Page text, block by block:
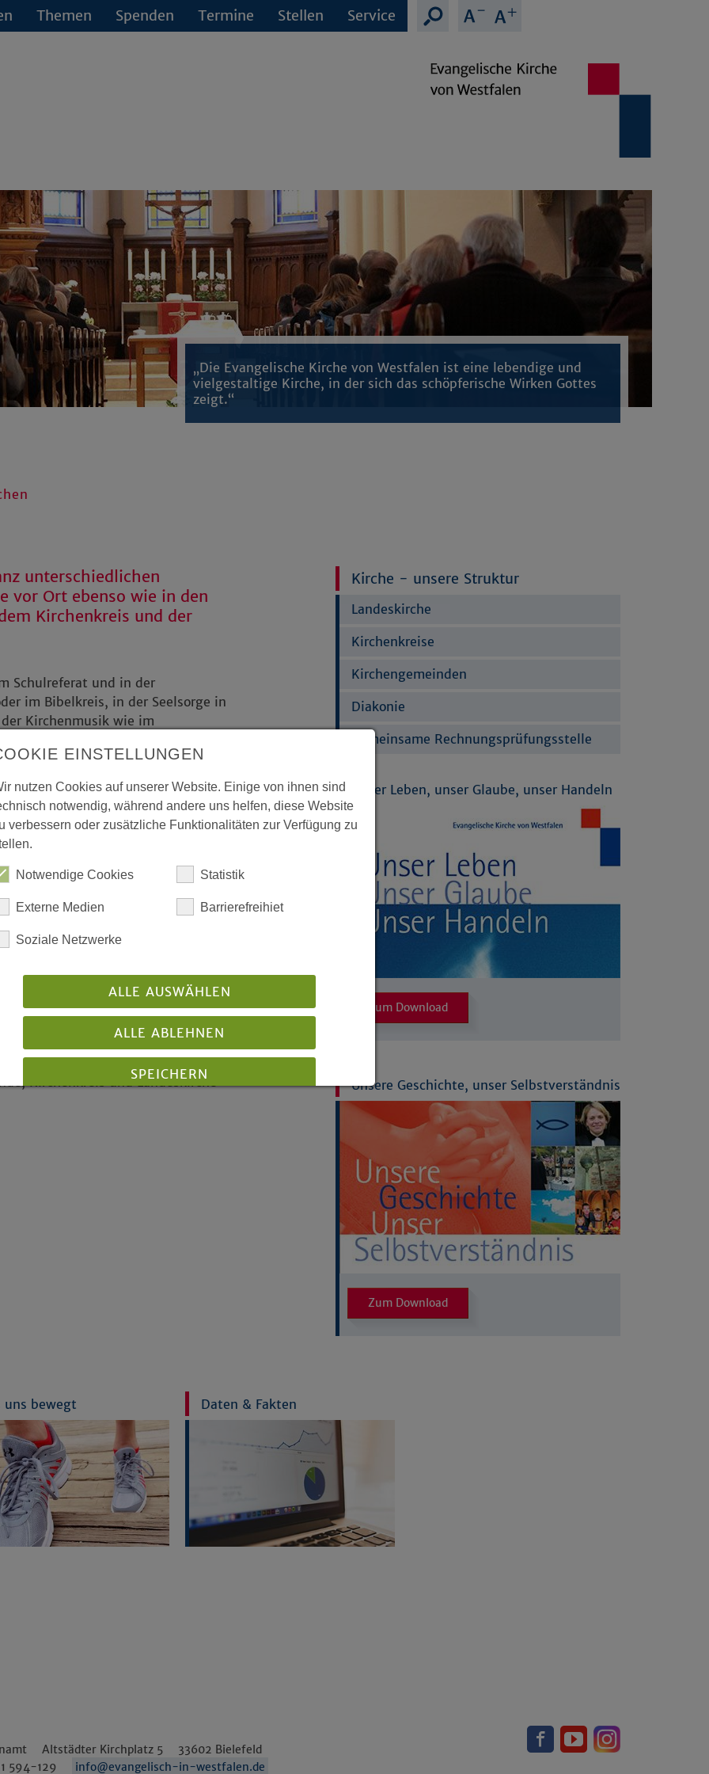
Themen Spenden Termine Stellen Service
„Die Evangelische Kirche von Westfalen ist eine lebendige und
vielgestaltige Kirche, in der sich das schöpferische Wirken Gottes
zeigt.“
unterschiedlichen
vor Ort ebenso wie in den
Kirchenkreis und der
Schulreferat und in der
im Bibelkreis, in der Seelsorge in
Kirchenmusik wie im
Angebote, die von den
kommen. Das können
Freude und Zweifel
Gottesdienst. Gemeinden gestalten
Unterschiedliche Gottesdienste
Alters finden Räume, um auf
zusammen zu feiern,
zu musizieren und zu beten.
und ehrenamtlichen Mitarbeitenden
der evangelischen Kirche fußt
Die kirchenrechtlich
Kirchenkreis und Landeskirche -
Kirche - unsere Struktur
Landeskirche
Kirchenkreise
Kirchengemeinden
Diakonie
Gemeinsame Rechnungsprüfungsstelle
Unser Leben, unser Glaube, unser Handeln
Zum Download
Unsere Geschichte, unser Selbstverständnis
Zum Download
uns bewegt Daten & Fakten
Altstädter Kirchplatz 5 33602 Bielefeld
594-129 info@evangelisch-in-westfalen.de
EINSTELLUNGEN
nutzen Cookies auf unserer Website. Einige von ihnen sind
notwendig, während andere uns helfen, diese Website
verbessern oder zusätzliche Funktionalitäten zur Verfügung zu
Notwendige Cookies Statistik
Externe Medien Barrierefreihiet
Soziale Netzwerke
ALLE AUSWÄHLEN
ALLE ABLEHNEN
SPEICHERN